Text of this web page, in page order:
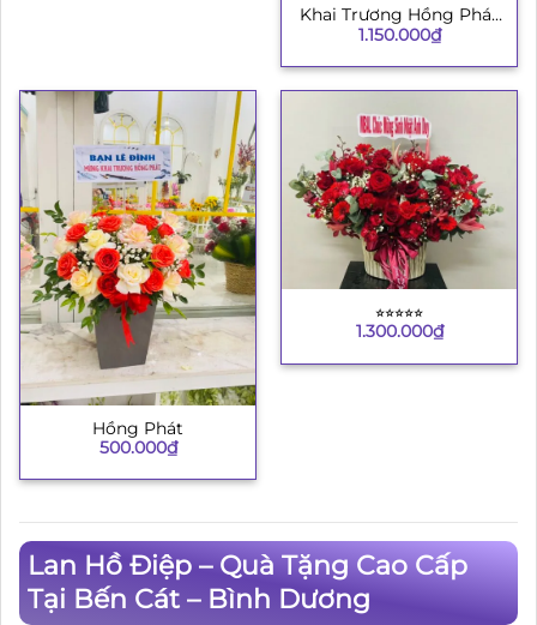
Khai Trương Hồng Phát
8
1.150.000₫
Hồng Phát
500.000₫
⭐︎⭐︎⭐︎⭐︎⭐︎
1.300.000₫
Lan Hồ Điệp – Quà Tặng Cao Cấp
Tại Bến Cát – Bình Dương